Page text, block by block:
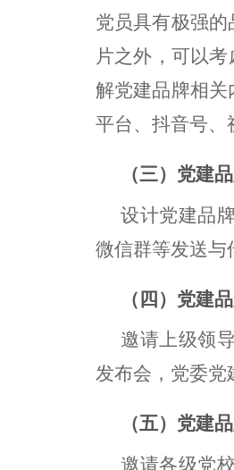
党员具有极强
片之外，可以
解党建品牌相
平台、抖音号、
（三）党建
设计党建品
微信群等发送与
（四）党建
邀请上级领
发布会，党委党
（五）党建
邀请各级党